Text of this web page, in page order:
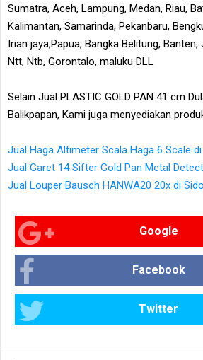
Sumatra, Aceh, Lampung, Medan, Riau,
Kalimantan, Samarinda, Pekanbaru,
Irian jaya,Papua, Bangka Belitung,
Ntt, Ntb, Gorontalo, maluku DLL
Selain Jual PLASTIC GOLD PAN 41 cm
Balikpapan, Kami juga menyediakan
Jual Haga Altimeter Scala Haga 6 Scale
Jual Garet 14 Sifter Gold Pan Metal
Jual Louper Bausch HANWA20 20x di
Google
Facebook
Twitter